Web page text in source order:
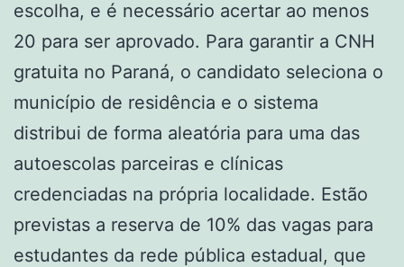
escolha, e é necessário acertar ao menos
20 para ser aprovado. Para garantir a CNH
gratuita no Paraná, o candidato seleciona o
município de residência e o sistema
distribui de forma aleatória para uma das
autoescolas parceiras e clínicas
credenciadas na própria localidade. Estão
previstas a reserva de 10% das vagas para
estudantes da rede pública estadual, que